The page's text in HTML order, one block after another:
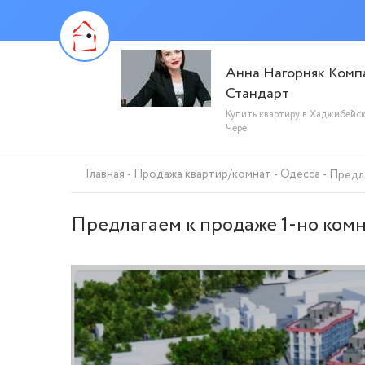
Анна Нагорняк
Стандарт
Купить квартиру в
Чере
Главная Продажа квартир/комнат Одесса
Предлагаем к продаже 1-но